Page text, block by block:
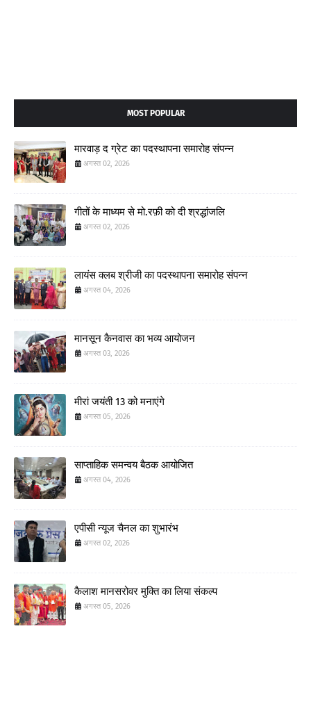
MOST POPULAR
मारवाड़ द ग्रेट का पदस्थापना समारोह संपन्न
अगस्त 02, 2026
गीतों के माध्यम से मो.रफ़ी को दी श्रद्धांजलि
अगस्त 02, 2026
लायंस क्लब श्रीजी का पदस्थापना समारोह संपन्न
अगस्त 04, 2026
मानसून कैनवास का भव्य आयोजन
अगस्त 03, 2026
मीरां जयंती 13 को मनाएंगे
अगस्त 05, 2026
साप्ताहिक समन्वय बैठक आयोजित
अगस्त 04, 2026
एपीसी न्यूज चैनल का शुभारंभ
अगस्त 02, 2026
कैलाश मानसरोवर मुक्ति का लिया संकल्प
अगस्त 05, 2026